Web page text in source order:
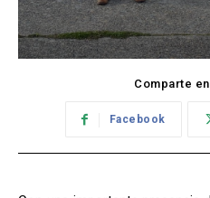
Comparte
Facebook